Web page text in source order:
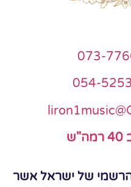
073-
054-
הרשמי של ישראל אשר